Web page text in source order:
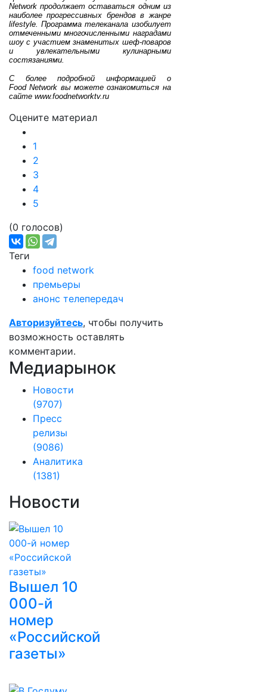
Network продолжает оставаться одним из
наиболее прогрессивных брендов в жанре
lifestyle. Программа телеканала изобилует
отмеченными многочисленными наградами
шоу с участием знаменитых шеф-поваров
и увлекательными кулинарными
состязаниями.
С более подробной информацией о
FoodNetwork вы можете ознакомиться на
сайте www.foodnetworktv.ru
Оцените материал
1
2
3
4
5
(0 голосов)
Теги
food network
премьеры
анонс телепередач
Авторизуйтесь, чтобы получить
возможность оставлять
комментарии.
Медиарынок
Новости
(9707)
Пресс
релизы
(9086)
Аналитика
(1381)
Новости
Вышел 10
000-й
номер
«Российской
газеты»